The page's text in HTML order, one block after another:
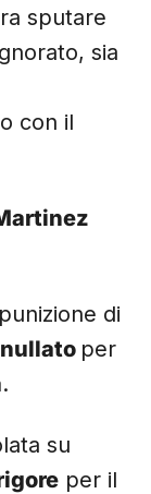
sputare
sia
con il
di
per
.
su
per il